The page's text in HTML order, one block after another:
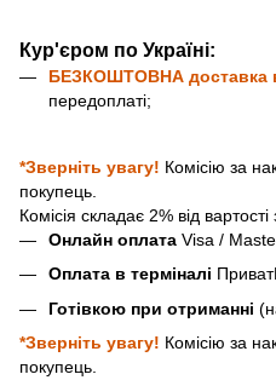
Кур'єром по Україні:
БЕЗКОШТОВНА доставка
передоплаті;
*Зверніть увагу! Комісію за
покупець.
Комісія складає 2% від
Онлайн оплата Visa /
Оплата в терміналі
Готівкою при отриманні
*Зверніть увагу! Комісію за
покупець.